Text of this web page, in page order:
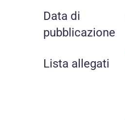
Data di
pubblicazione
Lista allegati